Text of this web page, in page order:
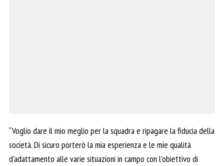
“Voglio dare il mio meglio per la squadra e ripagare la fiducia della
società. Di sicuro porterò la mia esperienza e le mie qualità
d’adattamento alle varie situazioni in campo con l’obiettivo di